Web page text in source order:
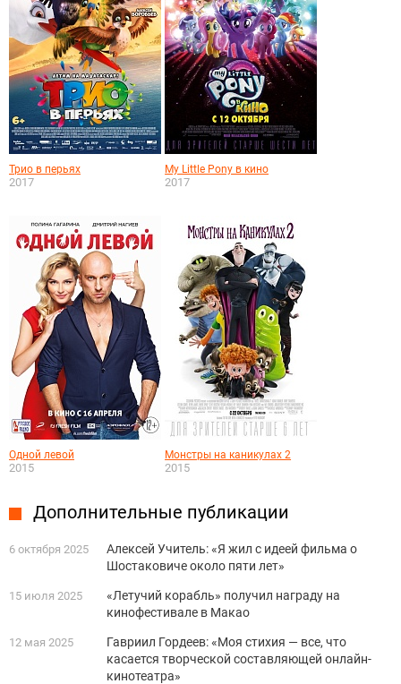
Трио в перьях
2017
My Little Pony в кино
2017
Одной левой
2015
Монстры на каникулах 2
2015
Дополнительные публикации
6 октября 2025
Алексей Учитель: «Я жил с идеей фильма о
Шостаковиче около пяти лет»
15 июля 2025
«Летучий корабль» получил награду на
кинофестивале в Макао
12 мая 2025
Гавриил Гордеев: «Моя стихия — все, что
касается творческой составляющей онлайн-
кинотеатра»